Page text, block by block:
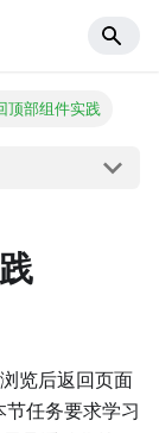
顶部组件实践
览后返回页面
任务要求学习